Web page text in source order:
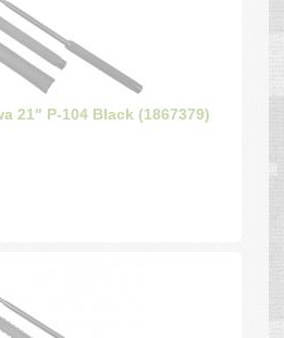
21" P-104 Black (1867379)